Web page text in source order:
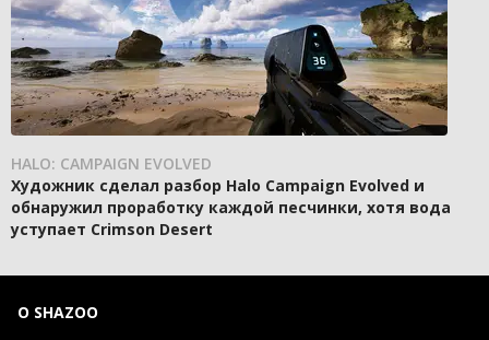
HALO: CAMPAIGN EVOLVED
Художник сделал разбор Halo Campaign Evolved и
обнаружил проработку каждой песчинки, хотя вода
уступает Crimson Desert
О SHAZOO